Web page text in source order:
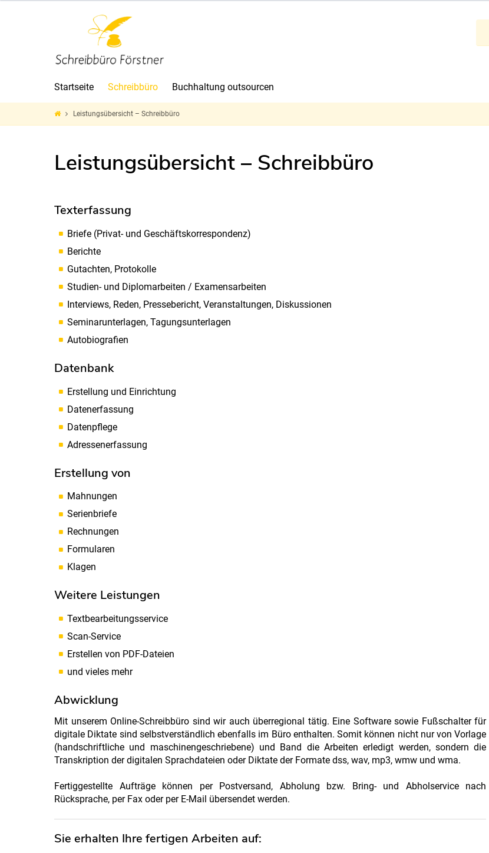
Startseite Schreibbüro Buchhaltung outsourcen
Leistungsübersicht – Schreibbüro
Leistungsübersicht – Schreibbüro
Texterfassung
Briefe (Privat- und Geschäftskorrespondenz)
Berichte
Gutachten, Protokolle
Studien- und Diplomarbeiten / Examensarbeiten
Interviews, Reden, Pressebericht, Veranstaltungen, Diskussionen
Seminarunterlagen, Tagungsunterlagen
Autobiografien
Datenbank
Erstellung und Einrichtung
Datenerfassung
Datenpflege
Adressenerfassung
Erstellung von
Mahnungen
Serienbriefe
Rechnungen
Formularen
Klagen
Weitere Leistungen
Textbearbeitungsservice
Scan-Service
Erstellen von PDF-Dateien
und vieles mehr
Abwicklung
Mit unserem Online-Schreibbüro sind wir auch überregional tätig. Eine Software sowie Fußschalter für
digitale Diktate sind selbstverständlich ebenfalls im Büro enthalten. Somit können nicht nur von Vorlage
(handschriftliche und maschinengeschriebene) und Band die Arbeiten erledigt werden, sondern die
Transkription der digitalen Sprachdateien oder Diktate der Formate dss, wav, mp3, wmw und wma.
Fertiggestellte Aufträge können per Postversand, Abholung bzw. Bring- und Abholservice nach
Rücksprache, per Fax oder per E-Mail übersendet werden.
Sie erhalten Ihre fertigen Arbeiten auf: